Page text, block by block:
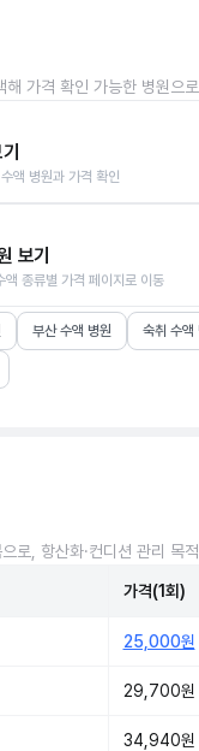
가격 확인 가능한 병원으
액 병원과 가격 확인
보기
액 종류별 가격 페이지로 이동
부산 수액 병원 숙취 수액
로, 항산화·컨디션 관리 목
가격(1회)
25,000원
29,700원
34,940원